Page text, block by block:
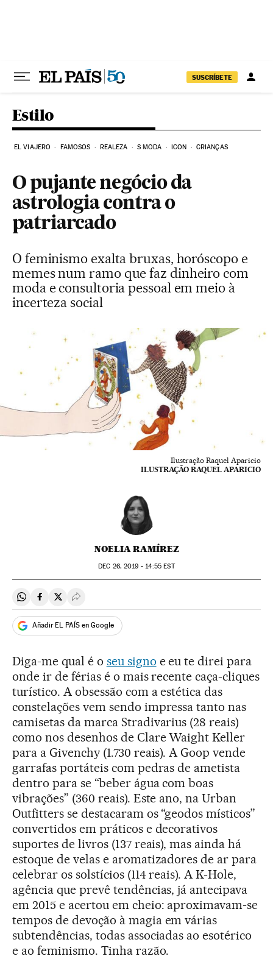
SUSCRÍBETE
Estilo
EL VIAJERO FAMOSOS REALEZA S MODA ICON CRIANÇAS
O pujante negócio da
astrologia contra o
patriarcado
O feminismo exalta bruxas, horóscopo e
memes num ramo que faz dinheiro com
moda e consultoria pessoal em meio à
incerteza social
Ilustração Raquel Aparicio
ILUSTRAÇÃO RAQUEL APARICIO
NOELIA RAMÍREZ
DEC 26, 2019 - 14:55 EST
Compartir en Whatsapp
Compartir en Facebook
Compartir en Twitter
Desplegar Redes Sociales
Añadir EL PAÍS en Google
Diga-me qual é o seu signo e eu te direi para
onde ir de férias é o mais recente caça-cliques
turístico. A obsessão com a estética das
constelações vem sendo impressa tanto nas
camisetas da marca Stradivarius (28 reais)
como nos desenhos de Clare Waight Keller
para a Givenchy (1.730 reais). A Goop vende
garrafas portáteis com pedras de ametista
dentro para se “beber água com boas
vibrações” (360 reais). Este ano, na Urban
Outfitters se destacaram os “geodos místicos”
convertidos em práticos e decorativos
suportes de livros (137 reais), mas ainda há
estoque de velas e aromatizadores de ar para
celebrar os solstícios (114 reais). A K-Hole,
agência que prevê tendências, já antecipava
em 2015 e acertou em cheio: aproximavam-se
tempos de devoção à magia em várias
subtendências, todas associadas ao esotérico
e ao feminismo. Tinha razão.